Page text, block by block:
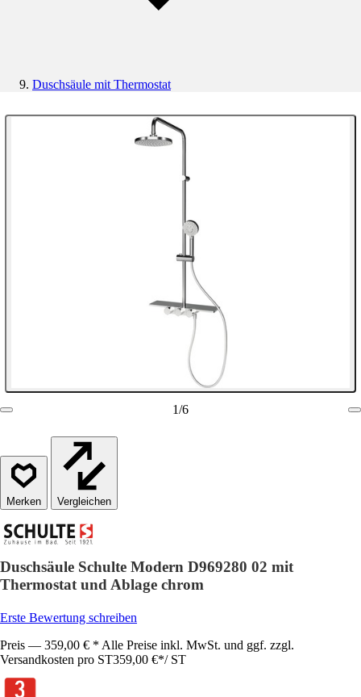
Duschsäule mit Thermostat
1/6
Vergleichen
Duschsäule Schulte Modern D969280 02 mit
Thermostat und Ablage chrom
Erste Bewertung schreiben
Preis — 359,00 € * Alle Preise inkl. MwSt. und ggf. zzgl.
Versandkosten pro ST359,00 €*/ ST